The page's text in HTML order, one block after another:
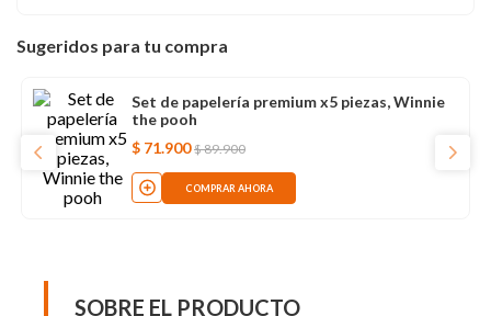
Sugeridos para tu compra
Set de papelería premium x5 piezas, Winnie
the pooh
$ 71.900 $89.900
COMPRAR AHORA
SOBRE EL PRODUCTO